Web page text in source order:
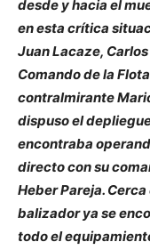
desde y hacia el
en esta crítica
Juan Lacaze,
Comando de la
contralmirante
dispuso el
encontraba
directo con su
Heber Pareja.
balizador ya se
todo el